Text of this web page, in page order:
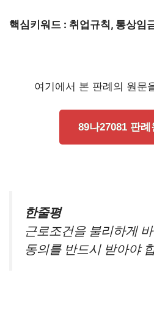
핵심키워드 : 취업규칙, 통상임
여기에서 본 판례의 원문
89나27081 판
한줄평
근로조건을 불리하게
동의를 반드시 받아야